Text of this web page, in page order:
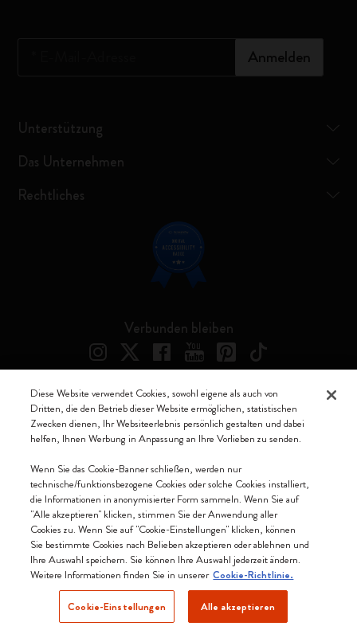
Anmelden
Unterstützung
Das Unternehmen
Rechtliches
Verbunden bleiben
Deutschland (Deutsch)
Wir akzeptieren
Moleskine ® ist ein eingetragenes Warenzeichen von Moleskine Srl a
socio unico
Italia - P. IVA / CCIAA n. 07234480965 - REA MI 1945400 - Cap.
Soc. €2.181.513,42
Diese Website verwendet Cookies, sowohl eigene als auch von
Dritten, die den Betrieb dieser Website ermöglichen, statistischen
Zwecken dienen, Ihr Websiteerlebnis persönlich gestalten und dabei
helfen, Ihnen Werbung in Anpassung an Ihre Vorlieben zu senden.
Wenn Sie das Cookie-Banner schließen, werden nur
technische/funktionsbezogene Cookies oder solche Cookies installiert,
die Informationen in anonymisierter Form sammeln. Wenn Sie auf
"Alle akzeptieren" klicken, stimmen Sie der Anwendung aller
Cookies zu. Wenn Sie auf "Cookie-Einstellungen" klicken, können
Sie bestimmte Cookies nach Belieben akzeptieren oder ablehnen und
Ihre Auswahl speichern. Sie können Ihre Auswahl jederzeit ändern.
Weitere Informationen finden Sie in unserer Cookie-Richtlinie.
Cookie-Einstellungen Alle akzeptieren